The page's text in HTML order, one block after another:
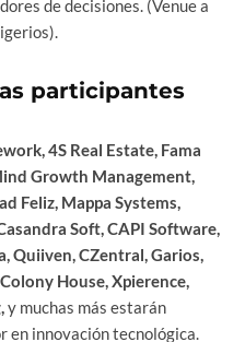
de decisiones. (Venue a
participantes
4S Real Estate, Fama
Growth Management,
Feliz, Mappa Systems,
Soft, CAPI Software,
Quiiven, CZentral, Garios,
House, Xpierence,
y muchas más estarán
en innovación tecnológica.